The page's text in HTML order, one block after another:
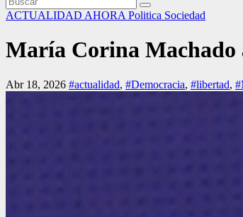
ACTUALIDAD AHORA Politica Sociedad
María Corina Machado
Abr 18, 2026 #actualidad, #Democracia, #libertad,